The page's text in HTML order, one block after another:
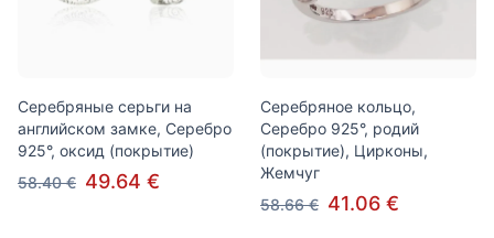
Серебряные серьги на
английском замке, Серебро
925°, оксид (покрытие)
58.40 € 49.64 €
Серебряное кольцо,
Серебро 925°, родий
(покрытие), Цирконы,
Жемчуг
58.66 € 41.06 €